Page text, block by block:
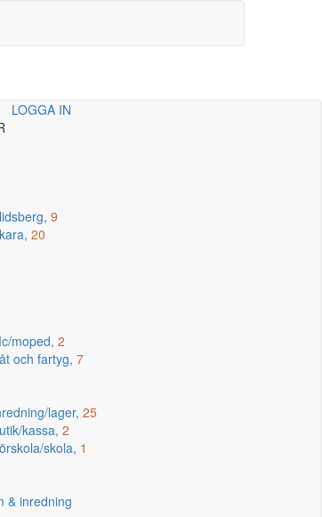
LOGGA IN
9
20
moped, 2
och fartyg, 7
lager, 25
kassa, 2
skola, 1
& inredning